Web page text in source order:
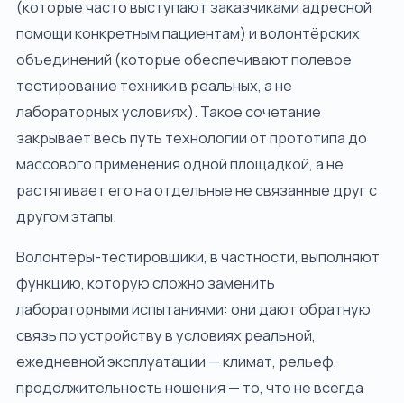
(которые часто выступают заказчиками адресной
помощи конкретным пациентам) и волонтёрских
объединений (которые обеспечивают полевое
тестирование техники в реальных, а не
лабораторных условиях). Такое сочетание
закрывает весь путь технологии от прототипа до
массового применения одной площадкой, а не
растягивает его на отдельные не связанные друг с
другом этапы.
Волонтёры-тестировщики, в частности, выполняют
функцию, которую сложно заменить
лабораторными испытаниями: они дают обратную
связь по устройству в условиях реальной,
ежедневной эксплуатации — климат, рельеф,
продолжительность ношения — то, что не всегда